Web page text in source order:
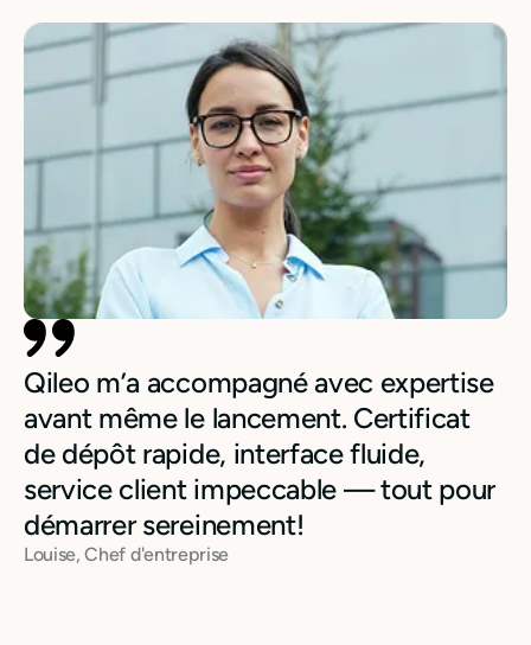
Qileo m’a accompagné avec expertise
avant même le lancement. Certificat
de dépôt rapide, interface fluide,
service client impeccable — tout pour
démarrer sereinement!
Louise, Chef d'entreprise